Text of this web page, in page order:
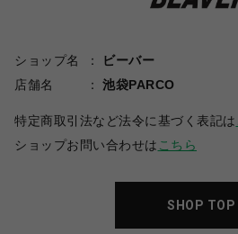
ショップ名
ビーバー
店舗名
池袋PARCO
特定商取引法など法令に基づく表記は
ショップお問い合わせは こちら
SHOP TOP